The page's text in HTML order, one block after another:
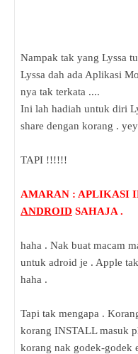
Nampak tak yang Lyssa
Lyssa dah ada Aplikasi
nya tak terkata ....
Ini lah hadiah untuk diri
share dengan korang .
TAPI !!!!!!
AMARAN : APLIKASI
ANDROID SAHAJA .
haha . Nak buat macam
untuk adroid je . Apple
haha .
Tapi tak mengapa .
korang INSTALL masuk
korang nak godek-godek